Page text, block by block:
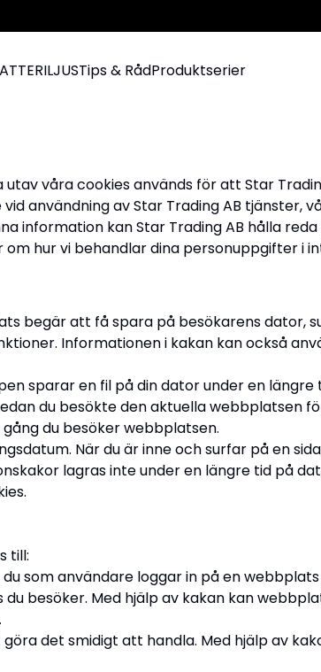
Tips & RådProduktserier
våra cookies används för att Star
användning av Star Trading AB tjänster,
information kan Star Trading AB hålla
hur vi behandlar dina personuppgifter i
begär att få spara på besökarens
Informationen i kakan kan också
sparar en fil på din dator under en
du besökte den aktuella webbplatsen
du besöker webbplatsen.
När du är inne och surfar på en
lagras inte under en längre tid på
till:
som användare loggar in på en
besöker. Med hjälp av kakan kan
det smidigt att handla. Med hjälp av